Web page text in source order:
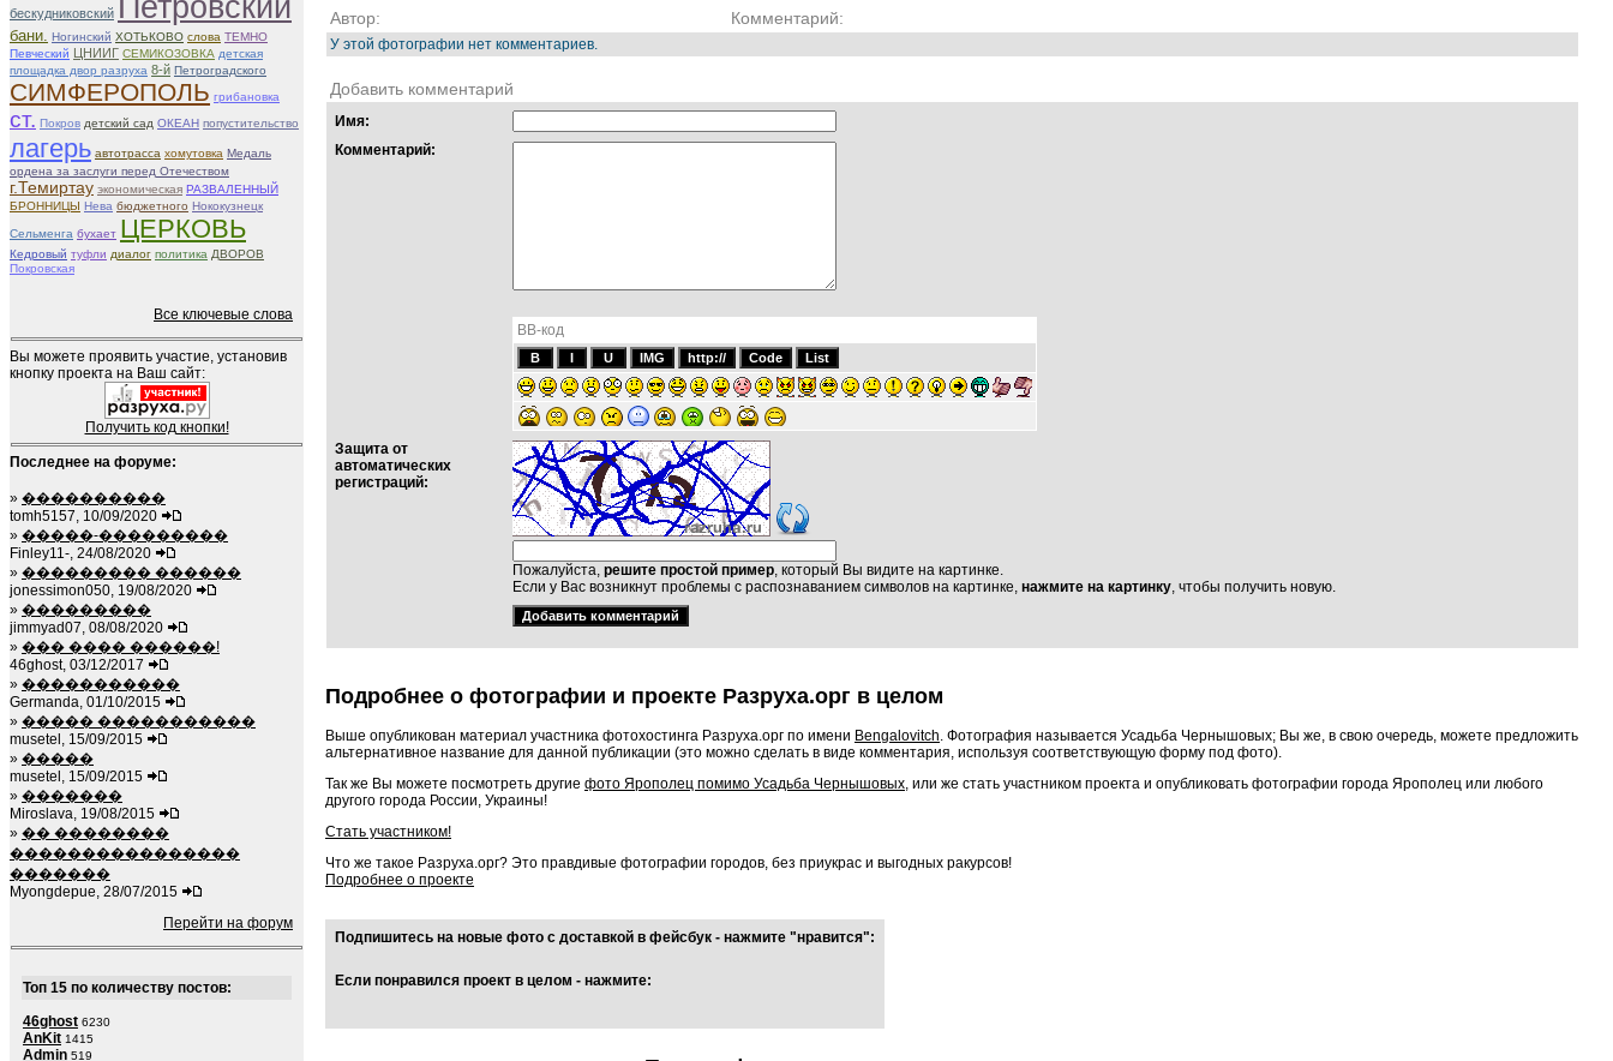
бескудниковский
бани. Ногинский ХОТЬКОВО слова ТЕМНО
Певческий ЦНИИГ СЕМИКОЗОВКА детская
площадка двор разруха 8-й Петроградского
СИМФЕРОПОЛЬ грибановка
ст. Покров детский сад ОКЕАН попустительство
лагерь автотрасса хомутовка Медаль
ордена за заслуги перед Отечеством
г.Темиртау экономическая РАЗВАЛЕННЫЙ
БРОННИЦЫ Нева бюджетного Нококузнецк
Сельменга бухает ЦЕРКОВЬ
Кедровый туфли диалог политика ДВОРОВ
Покровская
Все ключевые слова
Вы можете проявить участие, установив
кнопку проекта на Ваш сайт:
Получить код кнопки!
Последнее на форуме:
» ����������
tomh5157, 10/09/2020
» �����-���������
Finley11-, 24/08/2020
» ��������� ������
jonessimon050, 19/08/2020
» ���������
jimmyad07, 08/08/2020
» ��� ���� ������!
46ghost, 03/12/2017
» �����������
Germanda, 01/10/2015
» ����� �����������
musetel, 15/09/2015
» �����
musetel, 15/09/2015
» �������
Miroslava, 19/08/2015
» �� ��������
����������������
�������
Myongdepue, 28/07/2015
Перейти на форум
Топ 15 по количеству постов:
46ghost 6230
AnKit 1415
Admin 519
Автор: Комментарий:
У этой фотографии нет комментариев.
Добавить комментарий
Имя:
Комментарий:
BB-код
Защита от
автоматических
регистраций:
Пожалуйста, решите простой пример, который Вы видите на картинке.
Если у Вас возникнут проблемы с распознаванием символов на картинке, нажмите на картинку, чтобы получить новую.
Подробнее о фотографии и проекте Разруха.орг в целом
Выше опубликован материал участника фотохостинга Разруха.орг по имени Bengalovitch. Фотография называется Усадьба Чернышовых; Вы же, в свою очередь, можете предложить
альтернативное название для данной публикации (это можно сделать в виде комментария, используя соответствующую форму под фото).
Так же Вы можете посмотреть другие фото Ярополец помимо Усадьба Чернышовых, или же стать участником проекта и опубликовать фотографии города Ярополец или любого
другого города России, Украины!
Стать участником!
Что же такое Разруха.орг? Это правдивые фотографии городов, без приукрас и выгодных ракурсов!
Подробнее о проекте
Подпишитесь на новые фото с доставкой в фейсбук - нажмите "нравится":
Если понравился проект в целом - нажмите: